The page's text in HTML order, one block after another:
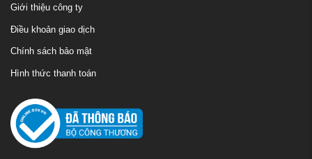
Giới thiệu công ty
Điều khoản giao dịch
Chính sách bảo mật
Hình thức thanh toán